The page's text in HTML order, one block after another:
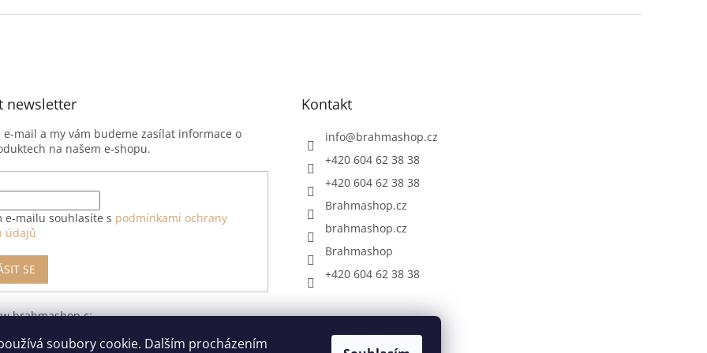
soubory cookie. Dalším procházením
newsletter
e-mail a my vám budeme zasílat informace o
na našem e-shopu.
e-mailu souhlasíte s podmínkami ochrany
údajů
SE
Kontakt
info@brahmashop.cz
+420 604 62 38 38
+420 604 62 38 38
Brahmashop.cz
brahmashop.cz
Brahmashop
+420 604 62 38 38
formular-